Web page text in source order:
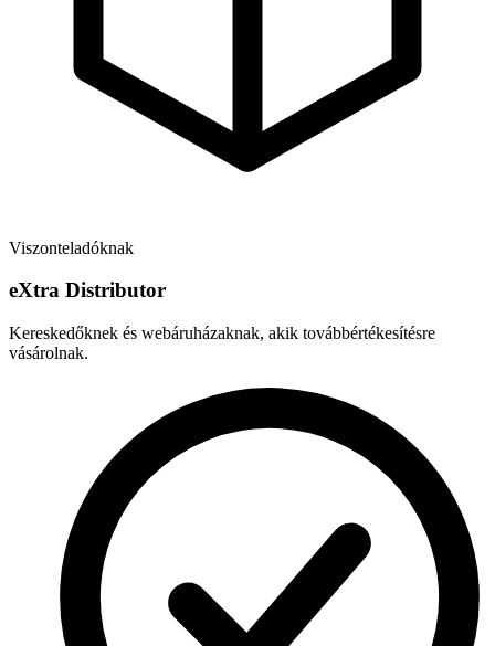
Viszonteladóknak
eXtra Distributor
Kereskedőknek és webáruházaknak, akik továbbértékesítésre
vásárolnak.